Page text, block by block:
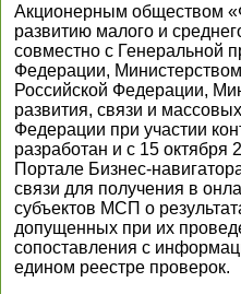
Акционерным обществом
развитию малого и
совместно с Генеральной
Федерации,
Российской Федерации,
развития, связи и
Федерации при участии
разработан и с 15 октября
Портале Бизнес-
связи для получения в
субъектов МСП о
допущенных при их
сопоставления с
едином реестре проверок.